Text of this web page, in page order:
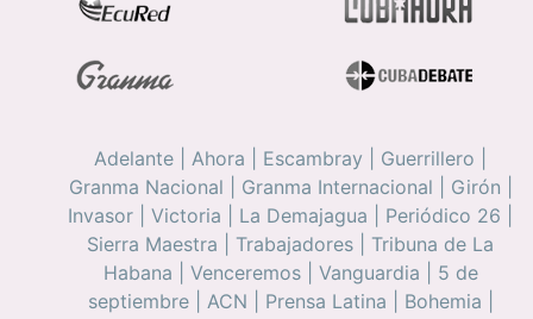
Adelante Ahora Escambray Guerrillero
Granma Nacional
Granma Internacional Girón
Invasor
Victoria La Demajagua Periódico 26
Sierra Maestra
Trabajadores
Tribuna de La
Habana
Venceremos| Vanguardia
5 de
septiembre| ACN Prensa Latina Bohemia